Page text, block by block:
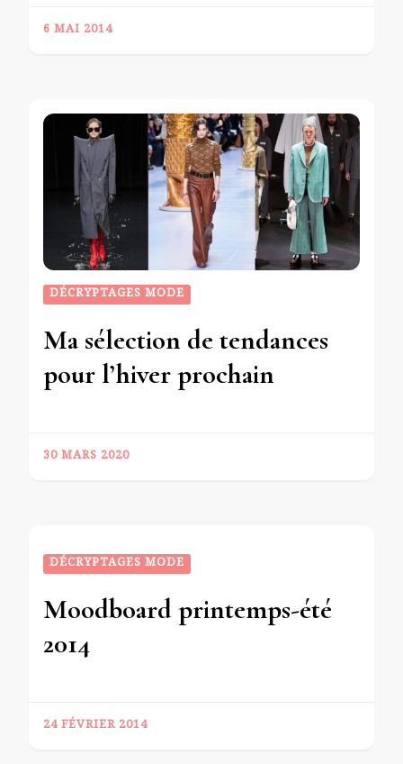
6 MAI 2014
DÉCRYPTAGES MODE
Ma sélection de tendances
pour l’hiver prochain
30 MARS 2020
DÉCRYPTAGES MODE
Moodboard printemps-été
2014
24 FÉVRIER 2014